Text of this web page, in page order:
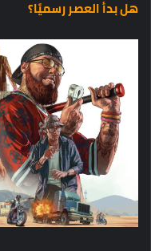
هل بدأ العصر رسميًا؟